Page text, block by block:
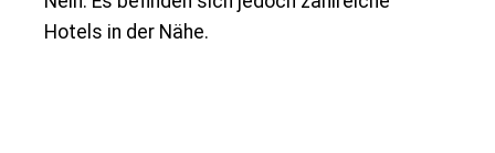
Hotels in der Nähe.